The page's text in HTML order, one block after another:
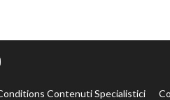
Contenuti Specialistici